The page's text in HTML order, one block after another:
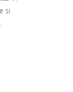
si